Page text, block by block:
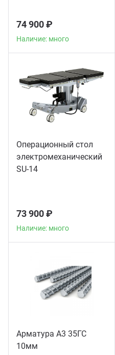
74 900 ₽
Наличие: много
Операционный стол
электромеханический
SU-14
73 900 ₽
Наличие: много
Арматура А3 35ГС
10мм